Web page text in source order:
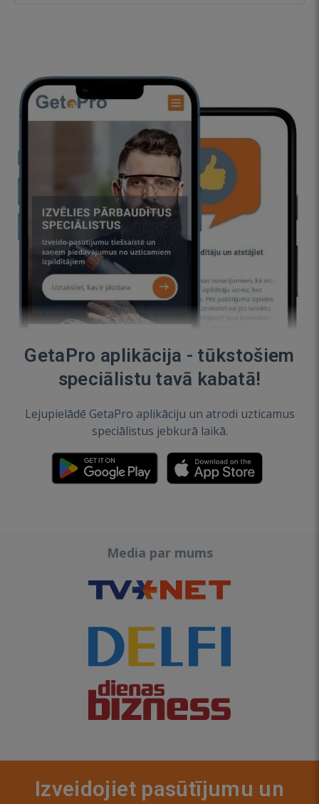
GetaPro aplikācija - tūkstošiem
speciālistu tavā kabatā!
Lejupielādē GetaPro aplikāciju un atrodi uzticamus
speciālistus jebkurā laikā.
Media par mums
Izveidojiet pasūtījumu un